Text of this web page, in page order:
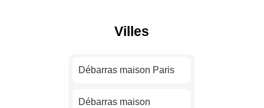
Villes
Débarras maison Paris
Débarras maison